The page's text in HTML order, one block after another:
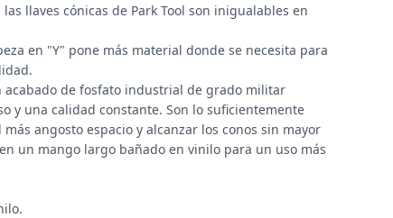
llaves cónicas de Park Tool son inigualables en
en "Y" pone más material donde se necesita para
acabado de fosfato industrial de grado militar
y una calidad constante. Son lo suficientemente
angosto espacio y alcanzar los conos sin mayor
un mango largo bañado en vinilo para un uso más